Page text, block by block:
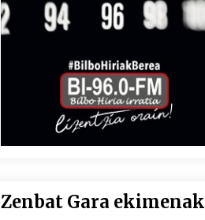
Zenbat Gara ekimenak